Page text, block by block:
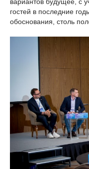
гостей в последние
обоснования, столь